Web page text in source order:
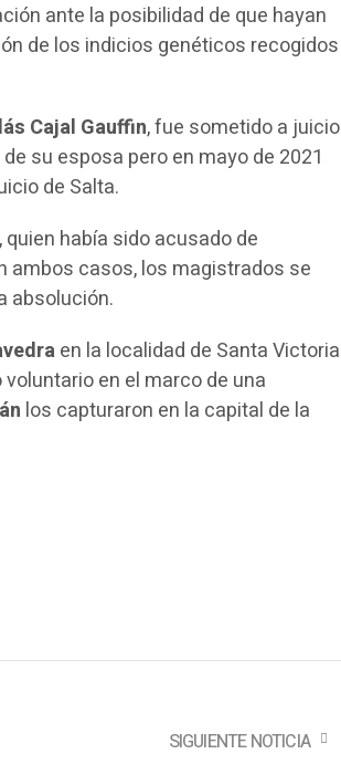
ante la posibilidad de que hayan
de los indicios genéticos recogidos
Cajal Gauffin, fue sometido a juicio
su esposa pero en mayo de 2021
de Salta.
, quien había sido acusado de
ambos casos, los magistrados se
absolución.
en la localidad de Santa Victoria
en el marco de una
los capturaron en la capital de la
SIGUIENTE NOTICIA